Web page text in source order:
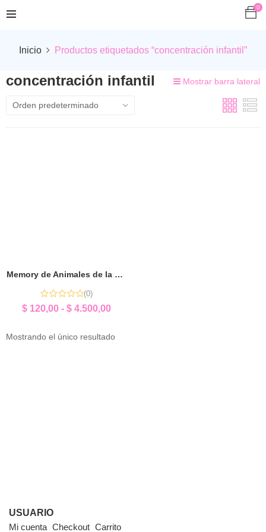
0
Inicio Productos etiquetados “concentración infantil”
concentración infantil Mostrar barra lateral
Memory de Animales de la Granja | Sorpresita Educativa
(0)
$ 120,00 - $ 4.500,00
Mostrando el único resultado
USUARIO
Mi cuenta Checkout Carrito